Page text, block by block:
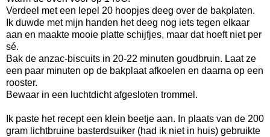
Verdeel met een lepel 20 hoopjes deeg over de bakplaten.
Ik duwde met mijn handen het deeg nog iets tegen elkaar
aan en maakte mooie platte schijfjes, maar dat hoeft niet per
sé.
Bak de anzac-biscuits in 20-22 minuten goudbruin. Laat ze
een paar minuten op de bakplaat afkoelen en daarna op een
rooster.
Bewaar in een luchtdicht afgesloten trommel.
Ik paste het recept een klein beetje aan. In plaats van de 200
gram lichtbruine basterdsuiker (had ik niet in huis) gebruikte